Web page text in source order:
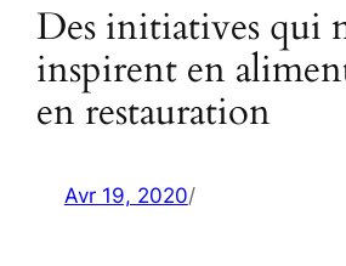
Des initiatives qui
inspirent en
en restauration
Avr 19, 2020/